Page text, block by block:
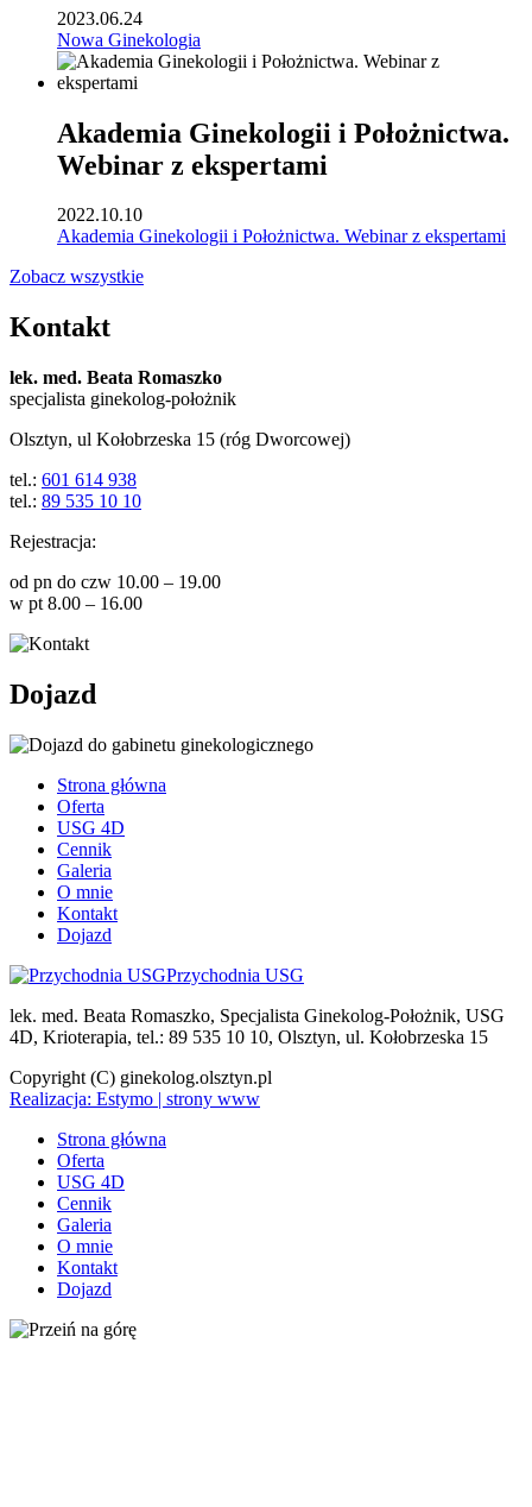
2023.06.24
Nowa Ginekologia
Akademia Ginekologii i Położnictwa.
Webinar z ekspertami
2022.10.10
Akademia Ginekologii i Położnictwa. Webinar z ekspertami
Zobacz wszystkie
Kontakt
lek. med. Beata Romaszko
specjalista ginekolog-położnik
Olsztyn, ul Kołobrzeska 15 (róg Dworcowej)
tel.: 601 614 938
tel.: 89 535 10 10
Rejestracja:
od pn do czw 10.00 – 19.00
w pt 8.00 – 16.00
Dojazd
Strona główna
Oferta
USG 4D
Cennik
Galeria
O mnie
Kontakt
Dojazd
Przychodnia USG
lek. med. Beata Romaszko, Specjalista Ginekolog-Położnik, USG
4D, Krioterapia, tel.: 89 535 10 10, Olsztyn, ul. Kołobrzeska 15
Copyright (C) ginekolog.olsztyn.pl
Realizacja: Estymo | strony www
Strona główna
Oferta
USG 4D
Cennik
Galeria
O mnie
Kontakt
Dojazd